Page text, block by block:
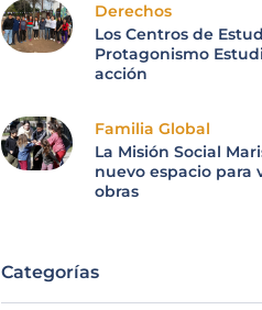
Derechos
Los Centros de
Protagonismo
acción
Familia Global
La Misión Social
nuevo espacio para
obras
Categorías